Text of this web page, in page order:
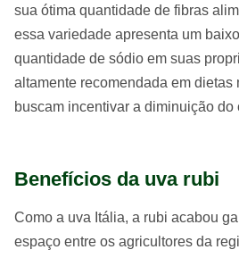
sua ótima quantidade de fibras
essa variedade apresenta um
quantidade de sódio em suas
altamente recomendada em dietas
buscam incentivar a diminuição do
Benefícios da uva rubi
Como a uva Itália, a rubi acabou
espaço entre os agricultores da